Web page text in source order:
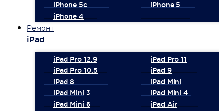
iPhone 5c
iPhone 5
iPhone 4
Ремонт
iPad
iPad Pro 12.9
iPad Pro 11
iPad Pro 10.5
iPad 9
iPad 8
iPad Mini
iPad Mini 3
iPad Mini 4
iPad Mini 6
iPad Air